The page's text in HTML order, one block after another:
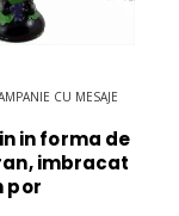
CU MESAJE
in forma de
imbracat
por